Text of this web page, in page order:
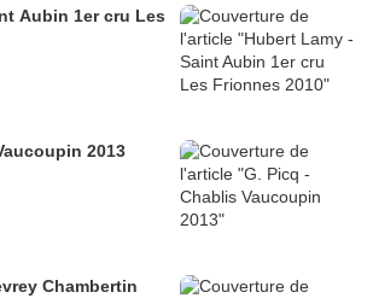
Aubin 1er cru Les
2013
Chambertin